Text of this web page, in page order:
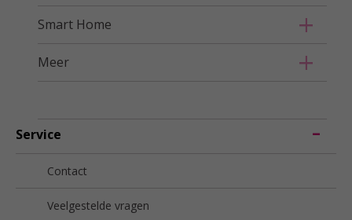
Smart Home
Meer
Service
Contact
Veelgestelde vragen